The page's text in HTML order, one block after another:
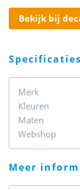
bekijk bij
specificaties
Merk
Kleuren
Maten
Webshop
meer